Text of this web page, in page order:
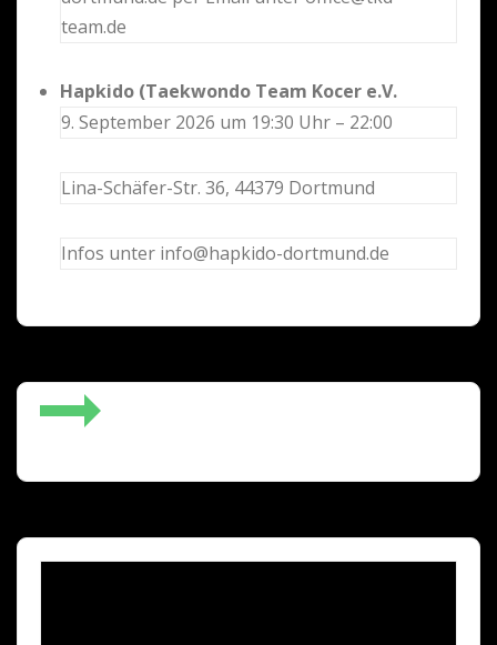
team.de
Hapkido (Taekwondo Team Kocer e.V.
9. September 2026 um 19:30 Uhr – 22:00
Lina-Schäfer-Str. 36, 44379 Dortmund
Infos unter info@hapkido-dortmund.de